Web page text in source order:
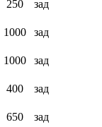
250 зад
1000 зад
1000 зад
400 зад
650 зад